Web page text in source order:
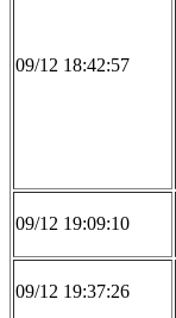
09/12 18:42:57
09/12 19:09:10
09/12 19:37:26